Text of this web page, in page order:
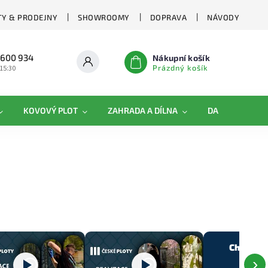
& PRODEJNY SHOWROOMY DOPRAVA NÁVODY
934 Nákupní košík
Prázdný košík
KOVOVÝ PLOT ZAHRADA A DÍLNA DAMIPLAST®
Chci
›